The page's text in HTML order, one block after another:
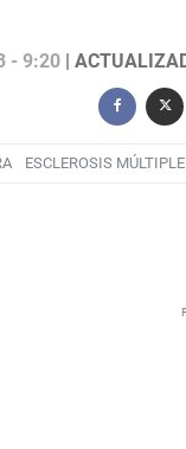
- 9:20|
ESCLEROSIS MÚLTIPLE